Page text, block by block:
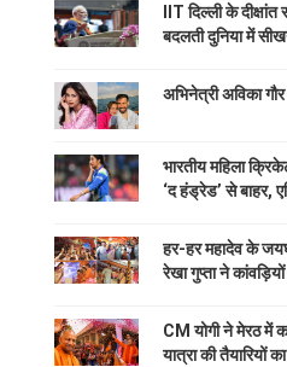
IIT दिल्ली के
बदलती दुनिया में
अभिनेत्री अविका
भारतीय महिला
‘द हंड्रेड’ से बाहर,
हर-हर महादेव के
रेखा गुप्ता ने कांवड़ियों
CM योगी ने मेरठ में
यात्रा की तैयारियों